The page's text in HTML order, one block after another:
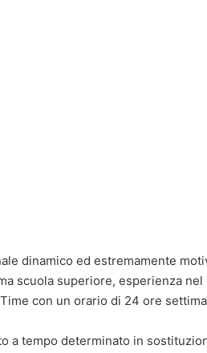
dinamico ed estremamente
scuola superiore, esperienza
con un orario di 24 ore
a tempo determinato in